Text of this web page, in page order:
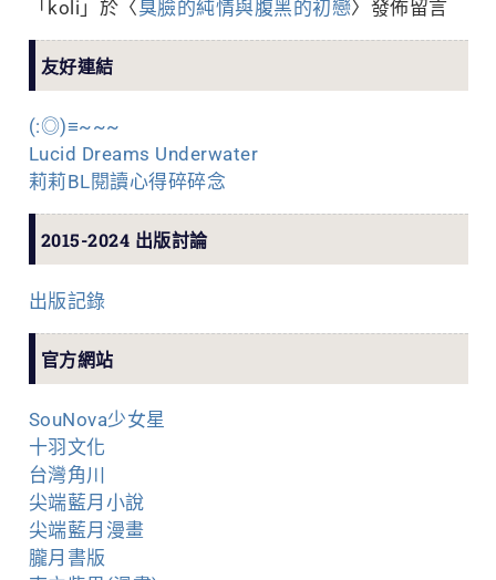
「 koli 」於〈臭臉的純情與腹黑的初戀〉發佈留言
友好連結
(:◎)≡~~~
Lucid Dreams Underwater
莉莉BL閱讀心得碎碎念
2015-2024 出版討論
出版記錄
官方網站
SouNova少女星
十羽文化
台灣角川
尖端藍月小說
尖端藍月漫畫
朧月書版